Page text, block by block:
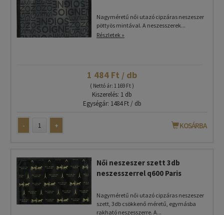
Nagyméretű női utazó cipzáras neszeszer
pöttyös mintával. A neszesszerek...
Részletek »
1 484 Ft / db
( Nettó ár: 1 169 Ft )
Kiszerelés: 1 db
Egységár: 1484 Ft / db
- + KOSÁRBA
Női neszeszer szett 3db
neszesszerrel q600 Paris
Nagyméretű női utazó cipzáras neszeszer
szett, 3db csökkenő méretű, egymásba
rakható neszesszerre. A...